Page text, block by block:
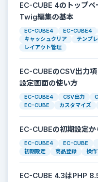
EC-CUBE 4のトップ
Twig編集の基本
EC-CUBE4 EC-CUBE4
キャッシュクリア
テンプ
レイアウト管理
EC-CUBEのCSV出力
設定画面の使い方
EC-CUBE4 CSV出力
EC-CUBE
カスタマイズ
EC-CUBEの初期設定
EC-CUBE4 EC-CUBE
初期設定
商品登録 操
EC-CUBE 4.3はPHP